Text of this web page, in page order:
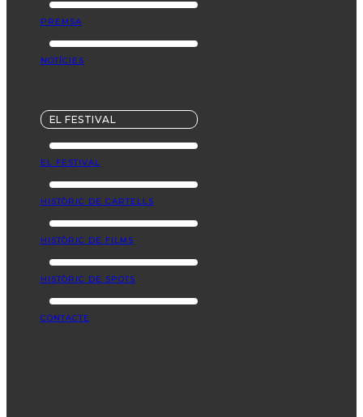
PREMSA
NOTÍCIES
EL FESTIVAL
EL FESTIVAL
HISTÒRIC DE CARTELLS
HISTÒRIC DE FILMS
HISTÒRIC DE SPOTS
CONTACTE